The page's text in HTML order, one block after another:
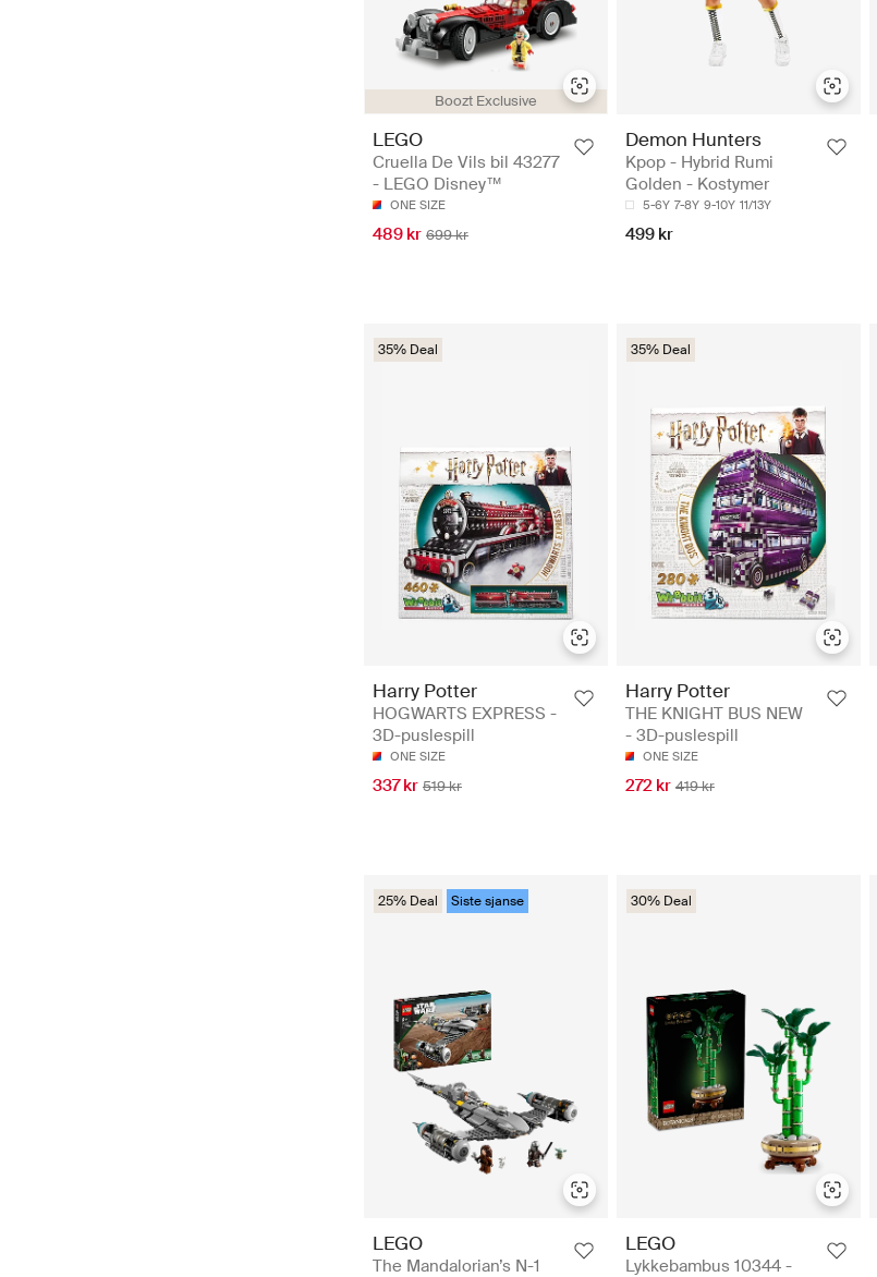
Boozt Exclusive
LEGO
Cruella De Vils bil 43277
- LEGO Disney™
ONE SIZE
489 kr 699 kr
Demon Hunters
Kpop - Hybrid Rumi
Golden - Kostymer
5-6Y 7-8Y 9-10Y 11/13Y
499 kr
35% Deal
Harry Potter
HOGWARTS EXPRESS -
3D-puslespill
ONE SIZE
337 kr 519 kr
35% Deal
Harry Potter
THE KNIGHT BUS NEW
- 3D-puslespill
ONE SIZE
272 kr 419 kr
25% Deal Siste sjanse
LEGO
The Mandalorian’s N-1
30% Deal
LEGO
Lykkebambus 10344 -